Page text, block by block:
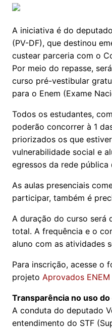
A iniciativa é do
(PV-DF), que destinou
custear parceria com o
Por meio do repasse,
curso pré-vestibular
para o Enem (Exame
Todos os estudantes,
poderão concorrer à 1
priorizados os que
vulnerabilidade social e
egressos da rede pública
As aulas presenciais
participar, também é
A duração do curso será
total. A frequência e o
aluno com as atividades
Para inscrição, acesse o
projeto Aprovados
Transparência no uso
A conduta do deputado
entendimento do STF